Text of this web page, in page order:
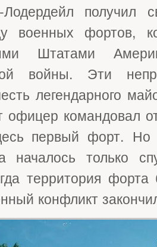
получил
военных фортов,
Штатами
войны. Эти
легендарного
офицер командовал
первый форт. Но
началось только
территория
конфликт